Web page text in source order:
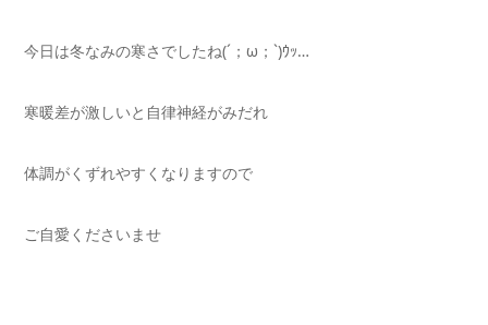
今日は冬なみの寒さでしたね(´；ω；`)ｳｯ…
寒暖差が激しいと自律神経がみだれ
体調がくずれやすくなりますので
ご自愛くださいませ